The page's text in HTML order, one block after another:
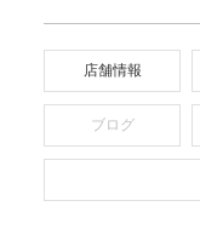
店舗情報
ブログ